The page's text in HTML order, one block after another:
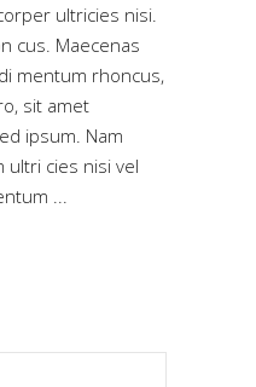
ultricies nisi.
cus. Maecenas
mentum rhoncus,
sit amet
ipsum. Nam
ultri cies nisi vel